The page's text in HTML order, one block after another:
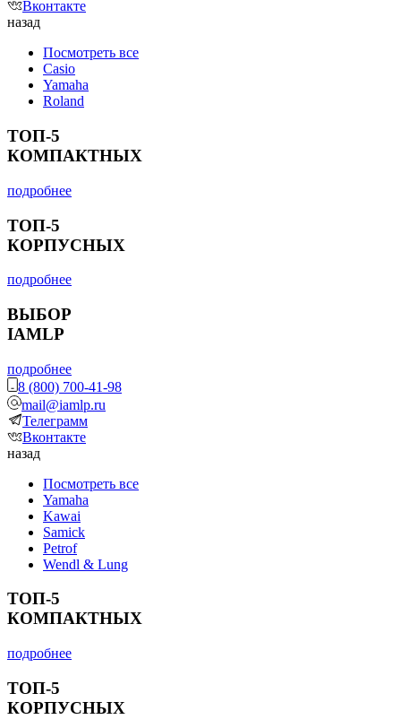
Вконтакте
назад
Посмотреть все
Casio
Yamaha
Roland
ТОП-5
КОМПАКТНЫХ
подробнее
ТОП-5
КОРПУСНЫХ
подробнее
ВЫБОР
IAMLP
подробнее
8 (800) 700-41-98
mail@iamlp.ru
Телеграмм
Вконтакте
назад
Посмотреть все
Yamaha
Kawai
Samick
Petrof
Wendl & Lung
ТОП-5
КОМПАКТНЫХ
подробнее
ТОП-5
КОРПУСНЫХ